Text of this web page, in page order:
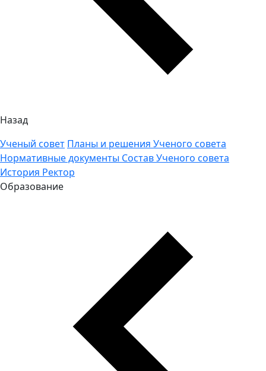
Назад
Ученый совет Планы и решения Ученого совета
Нормативные документы Состав Ученого совета
История Ректор
Образование